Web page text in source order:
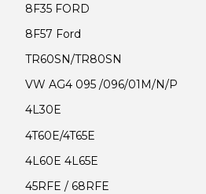
8F35 FORD
8F57 Ford
TR60SN/TR80SN
VW AG4 095 /096/01M/N/P
4L30E
4T60E/4T65E
4L60E 4L65E
45RFE / 68RFE